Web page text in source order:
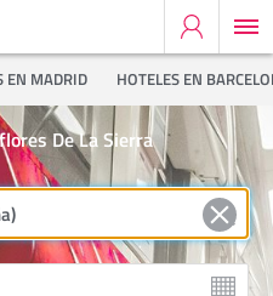
EN MADRID HOTELES EN
De La Sierra